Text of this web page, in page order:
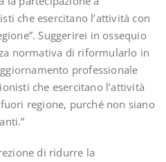
che esercitano l’attività con
Suggerirei in ossequio
normativa di riformularlo in
professionale
che esercitano l’attività
regione, purché non siano
di ridurre la